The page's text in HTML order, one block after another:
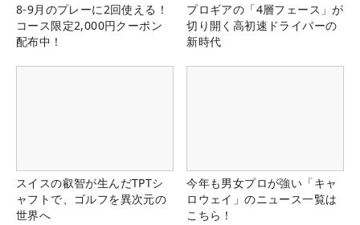
8-9月のプレーに2回使える！
コース限定2,000円クーポン
配布中！
プロギアの「4層フェース」が
切り開く高初速ドライバーの
新時代
スイスの叡智が生んだTPTシ
ャフトで、ゴルフを異次元の
世界へ
今年も男女プロが強い「キャ
ロウェイ」のニュース一覧は
こちら！